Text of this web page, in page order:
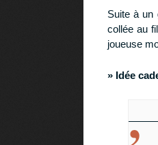
Suite à un
collée au
joueuse
» Idée